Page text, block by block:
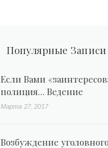
Популярные Записи
Если Вами
полиция… Ведение
Марта 27, 2017
Возбуждение